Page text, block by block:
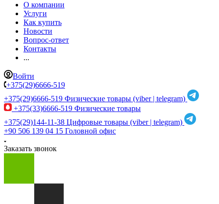
О компании
Услуги
Как купить
Новости
Вопрос-ответ
Контакты
...
Войти
+375(29)6666-519
+375(29)6666-519 Физические товары (viber | telegram)
+375(33)6666-519 Физические товары
+375(29)144-11-38 Цифровые товары (viber | telegram)
+90 506 139 04 15 Головной офис
Заказать звонок